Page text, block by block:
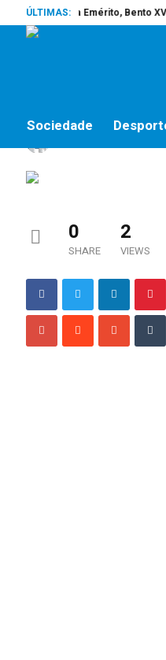
ÚLTIMAS:
o Papa Emérito, Bento XVI
Sociedade
0
SHARE
2
VIEWS